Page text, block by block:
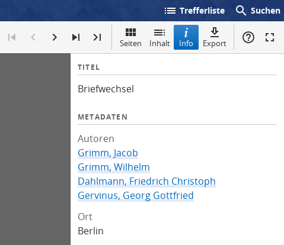
list Trefferliste search Suchen
Seiten Inhalt Info Export
I
f
TITEL
Briefwechsel
METADATEN
Autoren
Grimm, Jacob
Grimm, Wilhelm
Dahlmann, Friedrich Christoph
Gervinus, Georg Gottfried
Ort
Berlin